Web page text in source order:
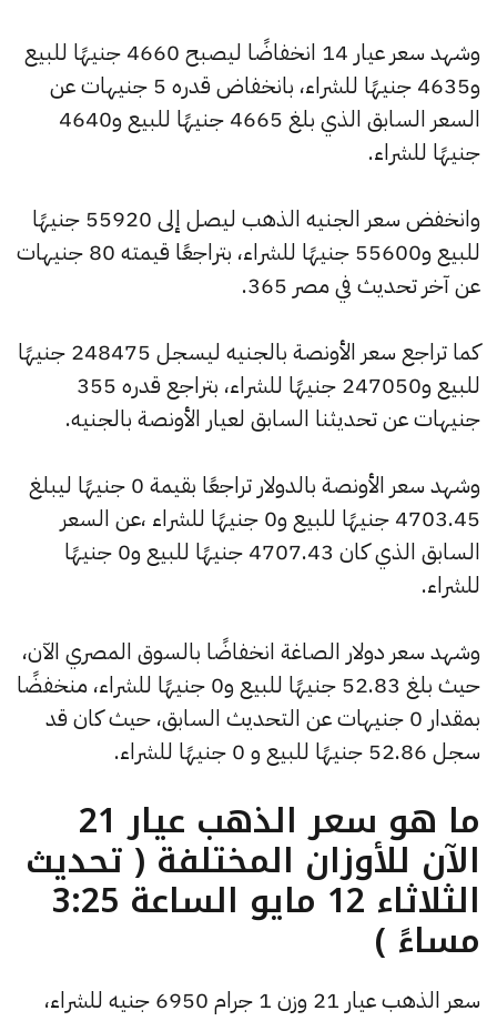
وشهد سعر عيار 14 انخفاضًا ليصبح 4660 جنيهًا للبيع
و4635 جنيهًا للشراء، بانخفاض قدره 5 جنيهات عن
السعر السابق الذي بلغ 4665 جنيهًا للبيع و4640
جنيهًا للشراء.
وانخفض سعر الجنيه الذهب ليصل إلى 55920 جنيهًا
للبيع و55600 جنيهًا للشراء، بتراجعًا قيمته 80 جنيهات
عن آخر تحديث في مصر 365.
كما تراجع سعر الأونصة بالجنيه ليسجل 248475 جنيهًا
للبيع و247050 جنيهًا للشراء، بتراجع قدره 355
جنيهات عن تحديثنا السابق لعيار الأونصة بالجنيه.
وشهد سعر الأونصة بالدولار تراجعًا بقيمة 0 جنيهًا ليبلغ
4703.45 جنيهًا للبيع و0 جنيهًا للشراء ،عن السعر
السابق الذي كان 4707.43 جنيهًا للبيع و0 جنيهًا
للشراء.
وشهد سعر دولار الصاغة انخفاضًا بالسوق المصري الآن،
حيث بلغ 52.83 جنيهًا للبيع و0 جنيهًا للشراء، منخفضًا
بمقدار 0 جنيهات عن التحديث السابق، حيث كان قد
سجل 52.86 جنيهًا للبيع و 0 جنيهًا للشراء.
ما هو سعر الذهب عيار 21
الآن للأوزان المختلفة ( تحديث
الثلاثاء 12 مايو الساعة 3:25
مساءً )
سعر الذهب عيار 21 وزن 1 جرام 6950 جنيه للشراء،